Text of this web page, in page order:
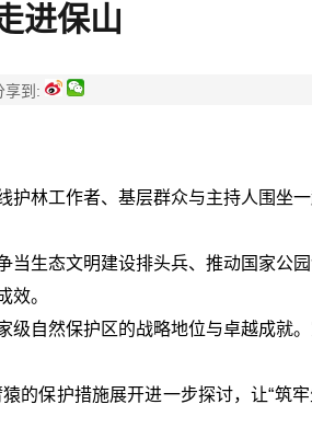
进保山
享到:
林工作者、基层群众与主持人围坐
生态文明建设排头兵、推动国家公
效。
自然保护区的战略地位与卓越成就
的保护措施展开进一步探讨，让“筑